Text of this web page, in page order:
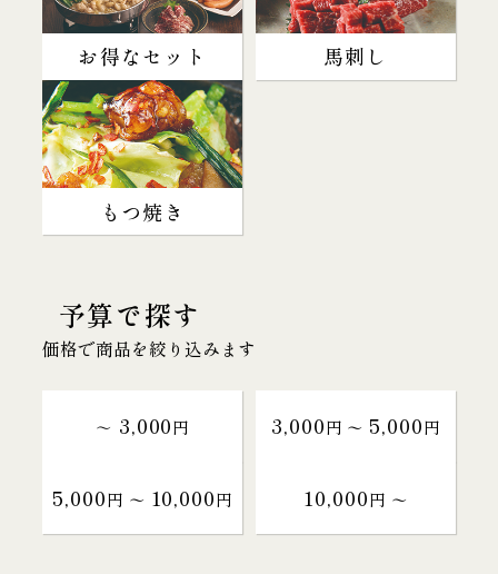
お得なセット 馬刺し
もつ焼き
予算で探す
価格で商品を絞り込みます
～ 3,000円 3,000円 〜 5,000円
5,000円 〜 10,000円 10,000円 〜